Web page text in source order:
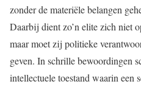
zonder de materiële belangen
Daarbij dient zo’n elite zich niet
maar moet zij politieke
geven. In schrille bewoordingen
intellectuele toestand waarin een